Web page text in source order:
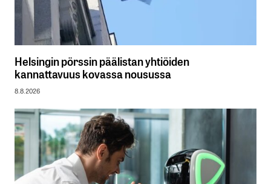
Helsingin pörssin päälistan yhtiöiden
kannattavuus kovassa nousussa
8.8.2026